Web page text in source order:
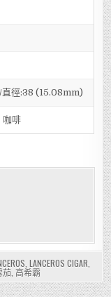
直徑:38 (15.08mm)
咖啡
LANCEROS CIGAR
茄 高希霸